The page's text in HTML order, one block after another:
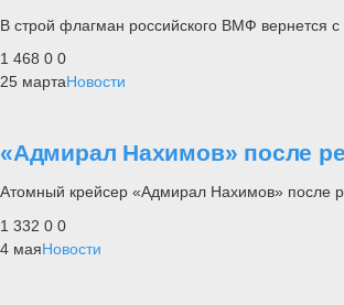
В строй флагман российского ВМФ вернется
1 468 0 0
25 мартаНовости
«Адмирал Нахимов» после
Атомный крейсер «Адмирал Нахимов» после
1 332 0 0
4 маяНовости